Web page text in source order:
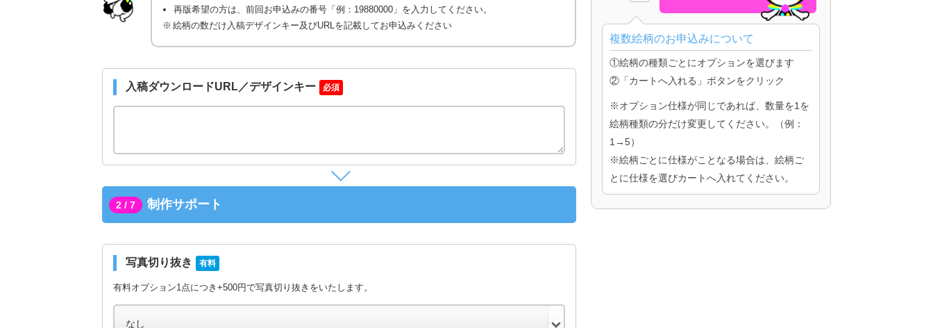
再版希望の方は、前回お申込みの番号「例：19880000」を入力してください。
絵柄の数だけ入稿デザインキー及びURLを記載してお申込みください
入稿ダウンロードURL／デザインキー 必須
2 / 7 制作サポート
写真切り抜き 有料
有料オプション1点につき+500円で写真切り抜きをいたします。
複数絵柄のお申込みについて
①絵柄の種類ごとにオプションを選びます
②「カートへ入れる」ボタンをクリック
※オプション仕様が同じであれば、数量を1を
絵柄種類の分だけ変更してください。（例：
1→5）
※絵柄ごとに仕様がことなる場合は、絵柄ご
とに仕様を選びカートへ入れてください。